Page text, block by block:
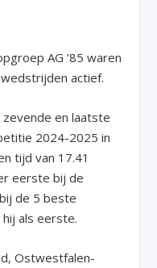
AG ’85 waren
actief.
en laatste
2024-2025 in
tijd van 17.41
eerste bij de
de 5 beste
als eerste.
Ostwestfalen-